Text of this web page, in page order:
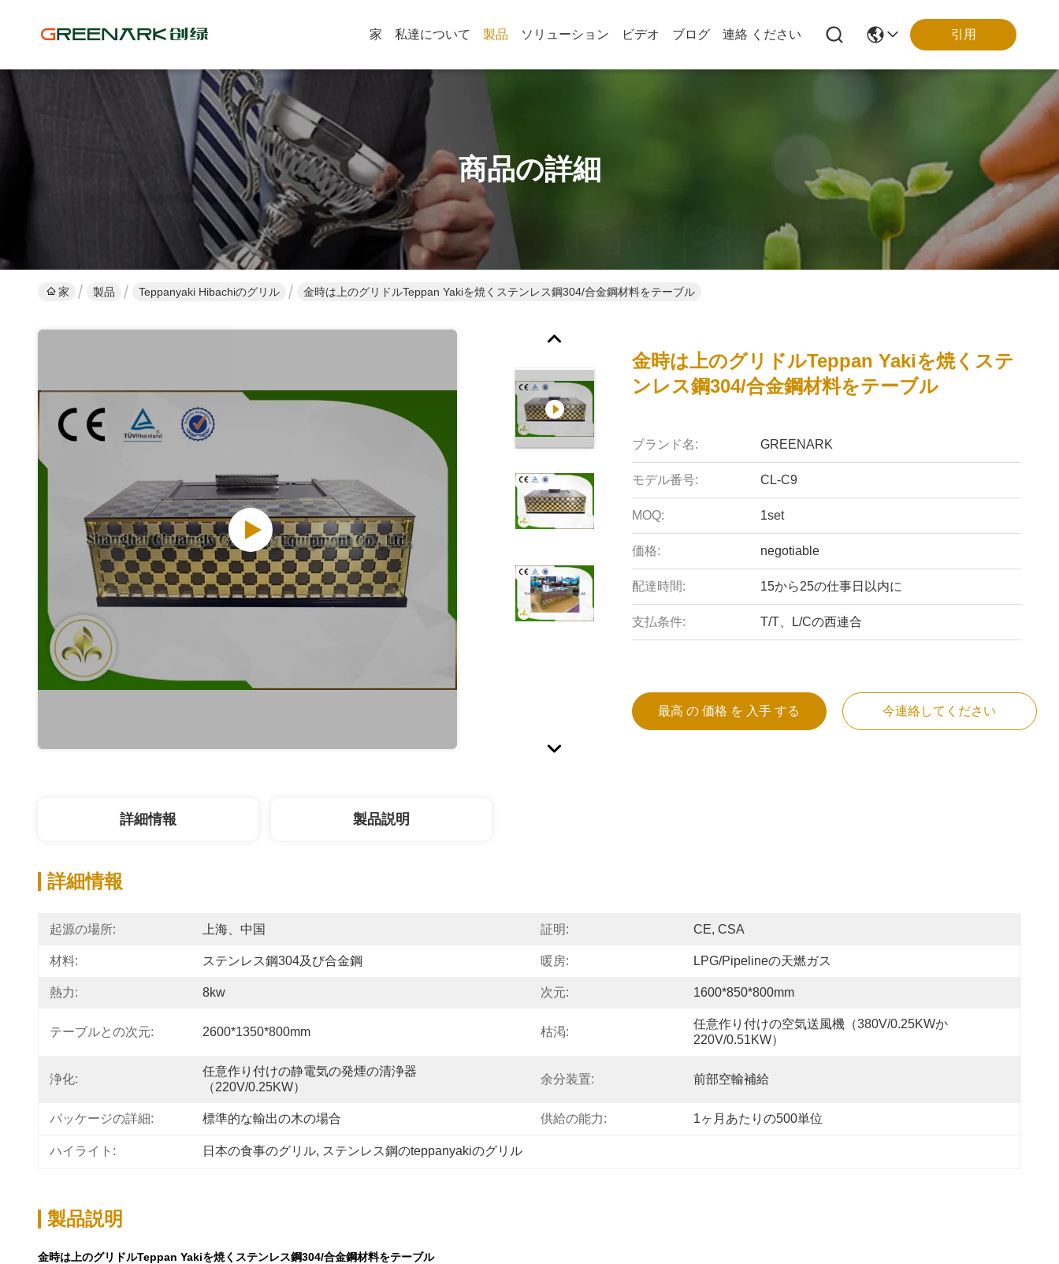
家 私達について 製品 ソリューション ビデオ ブログ 連絡 ください 引用
商品の詳細
家 製品 Teppanyaki Hibachiのグリル 金時は上のグリドルTeppan Yakiを焼くステンレス鋼304/合金鋼材料をテーブル
金時は上のグリドルTeppan Yakiを焼くステ
ンレス鋼304/合金鋼材料をテーブル
ブランド名: GREENARK
モデル番号: CL-C9
MOQ: 1set
価格: negotiable
配達時間: 15から25の仕事日以内に
支払条件: T/T、L/Cの西連合
最高 の 価格 を 入手 する 今連絡してください
詳細情報 製品説明
詳細情報
起源の場所: 上海、中国 証明: CE, CSA
材料: ステンレス鋼304及び合金鋼 暖房: LPG/Pipelineの天燃ガス
熱力: 8kw 次元: 1600*850*800mm
テーブルとの次元: 2600*1350*800mm 枯渇:
任意作り付けの空気送風機（380V/0.25KWか
220V/0.51KW）
浄化:
任意作り付けの静電気の発煙の清浄器
（220V/0.25KW）
余分装置: 前部空輸補給
パッケージの詳細: 標準的な輸出の木の場合 供給の能力: 1ヶ月あたりの500単位
ハイライト: 日本の食事のグリル, ステンレス鋼のteppanyakiのグリル
製品説明
金時は上のグリドルTeppan Yakiを焼くステンレス鋼304/合金鋼材料をテーブル